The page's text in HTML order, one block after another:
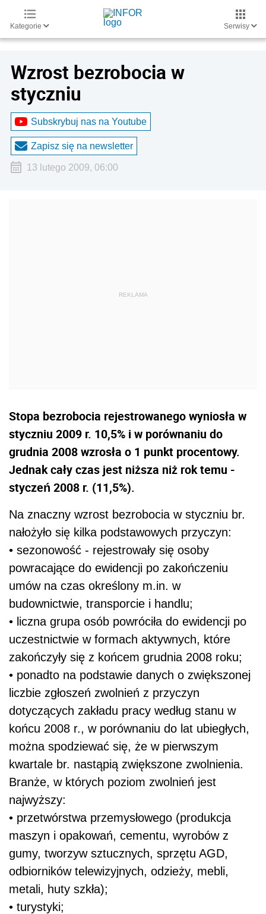
Kategorie Serwisy
Wzrost bezrobocia w
styczniu
Subskrybuj nas na Youtube
Zapisz się na newsletter
13 lutego 2009, 06:00
Stopa bezrobocia rejestrowanego wyniosła w
styczniu 2009 r. 10,5% i w porównaniu do
grudnia 2008 wzrosła o 1 punkt procentowy.
Jednak cały czas jest niższa niż rok temu -
styczeń 2008 r. (11,5%).
Na znaczny wzrost bezrobocia w styczniu br.
nałożyło się kilka podstawowych przyczyn:
• sezonowość - rejestrowały się osoby
powracające do ewidencji po zakończeniu
umów na czas określony m.in. w
budownictwie, transporcie i handlu;
• liczna grupa osób powróciła do ewidencji po
uczestnictwie w formach aktywnych, które
zakończyły się z końcem grudnia 2008 roku;
• ponadto na podstawie danych o zwiększonej
liczbie zgłoszeń zwolnień z przyczyn
dotyczących zakładu pracy według stanu w
końcu 2008 r., w porównaniu do lat ubiegłych,
można spodziewać się, że w pierwszym
kwartale br. nastąpią zwiększone zwolnienia.
Branże, w których poziom zwolnień jest
najwyższy:
• przetwórstwa przemysłowego (produkcja
maszyn i opakowań, cementu, wyrobów z
gumy, tworzyw sztucznych, sprzętu AGD,
odbiorników telewizyjnych, odzieży, mebli,
metali, huty szkła);
• turystyki;